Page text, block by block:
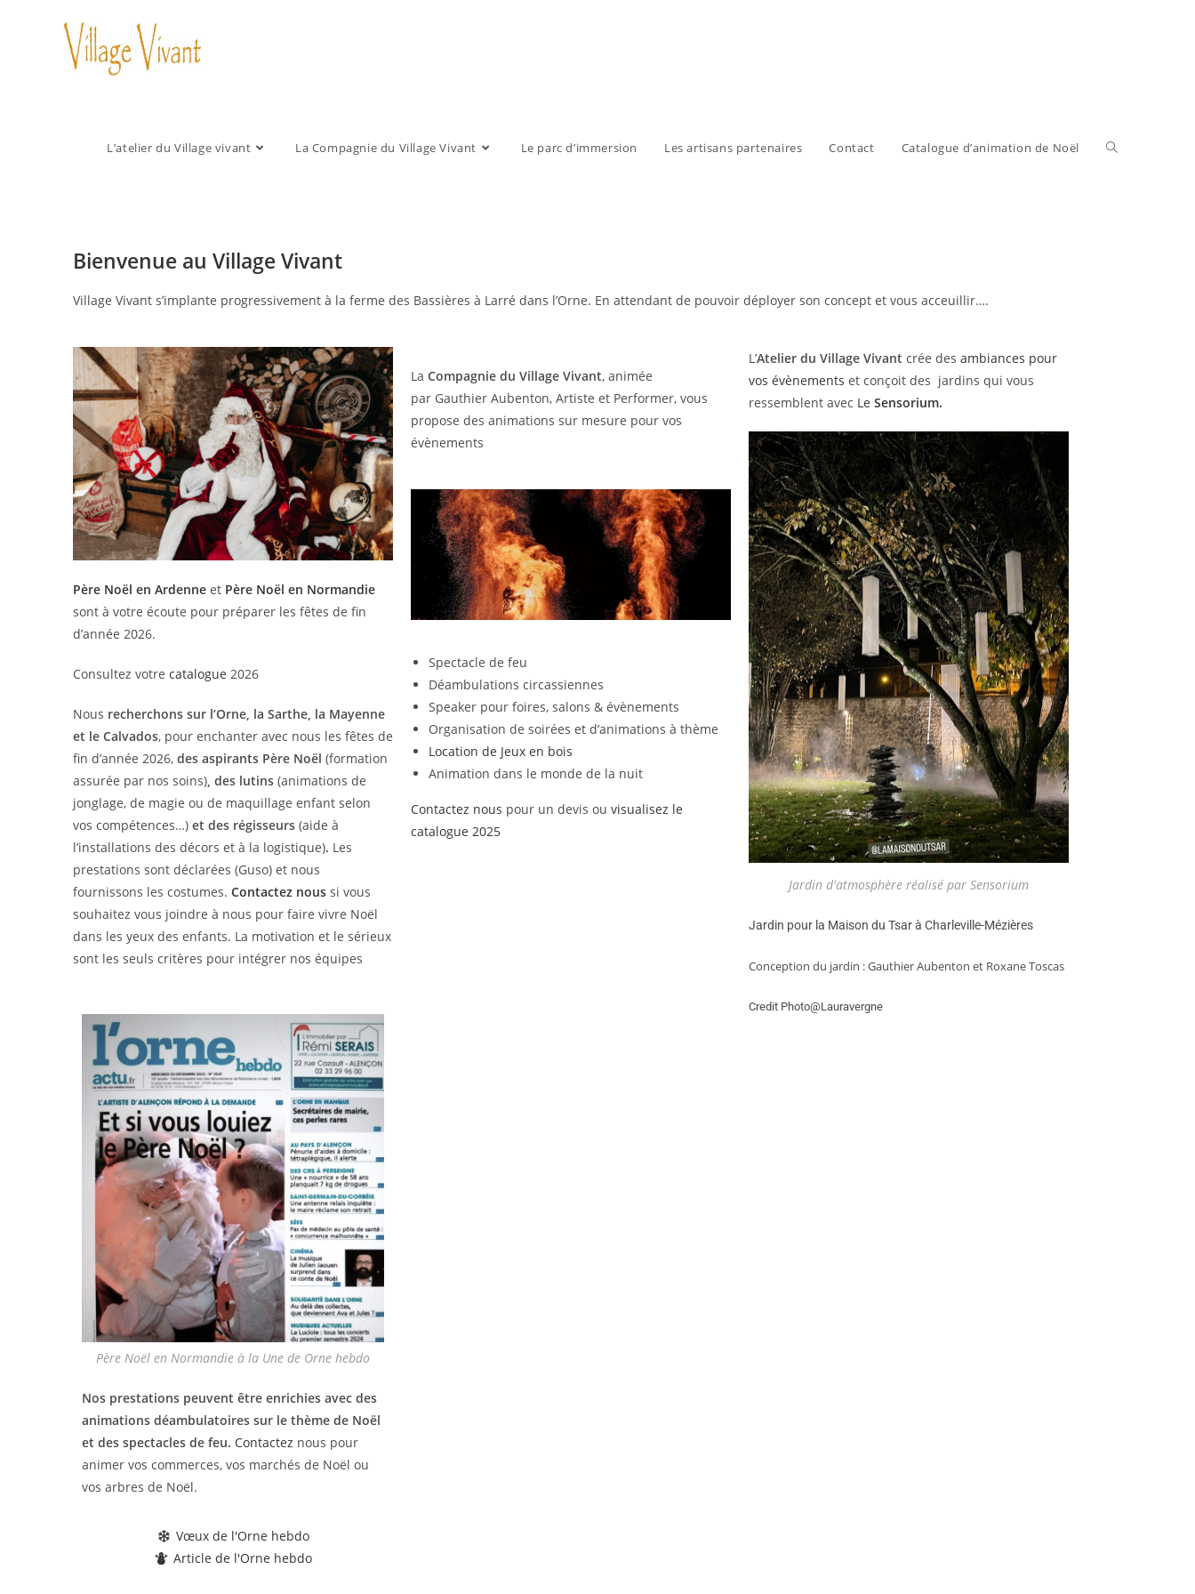
L’atelier du Village vivant La Compagnie du Village Vivant Le parc d’immersion Les artisans partenaires Contact Catalogue d’animation de Noël
Bienvenue au Village Vivant
Village Vivant s’implante progressivement à la ferme des Bassières à Larré dans l’Orne. En attendant de pouvoir déployer son concept et vous acceuillir….
Père Noël en Ardenne et Père Noël en Normandie
sont à votre écoute pour préparer les fêtes de fin
d’année 2026.
Consultez votre catalogue 2026
Nous recherchons sur l’Orne, la Sarthe, la Mayenne
et le Calvados, pour enchanter avec nous les fêtes de
fin d’année 2026, des aspirants Père Noël (formation
assurée par nos soins), des lutins (animations de
jonglage, de magie ou de maquillage enfant selon
vos compétences…) et des régisseurs (aide à
l’installations des décors et à la logistique). Les
prestations sont déclarées (Guso) et nous
fournissons les costumes. Contactez nous si vous
souhaitez vous joindre à nous pour faire vivre Noël
dans les yeux des enfants. La motivation et le sérieux
sont les seuls critères pour intégrer nos équipes
Père Noël en Normandie à la Une de Orne hebdo
Nos prestations peuvent être enrichies avec des
animations déambulatoires sur le thème de Noël
et des spectacles de feu. Contactez nous pour
animer vos commerces, vos marchés de Noël ou
vos arbres de Noël.
Vœux de l'Orne hebdo
Article de l'Orne hebdo
La Compagnie du Village Vivant, animée
par Gauthier Aubenton, Artiste et Performer, vous
propose des animations sur mesure pour vos
évènements
Spectacle de feu
Déambulations circassiennes
Speaker pour foires, salons & évènements
Organisation de soirées et d’animations à thème
Location de Jeux en bois
Animation dans le monde de la nuit
Contactez nous pour un devis ou visualisez le
catalogue 2025
L’Atelier du Village Vivant crée des ambiances pour
vos évènements et conçoit des jardins qui vous
ressemblent avec Le Sensorium.
Jardin d'atmosphère réalisé par Sensorium
Jardin pour la Maison du Tsar à Charleville-Mézières
Conception du jardin :Gauthier Aubenton et Roxane Toscas
Credit Photo@Lauravergne